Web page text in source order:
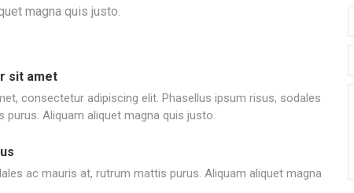
magna quis justo.
sit amet
consectetur adipiscing elit. Phasellus ipsum risus, sodales
Aliquam aliquet magna quis justo.
ac mauris at, rutrum mattis purus. Aliquam aliquet magna